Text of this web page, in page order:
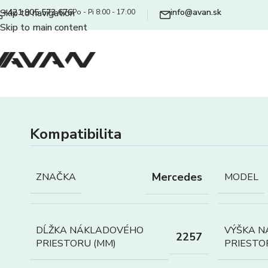
Skip to navigation
Skip to main content
+421 905 573 676Po - Pi 8:00 - 17:00 info@avan.sk
Kompatibilita
ZNAČKA Mercedes MODEL
DĹŽKA NÁKLADOVÉHO
PRIESTORU (MM)
2257
VÝŠKA